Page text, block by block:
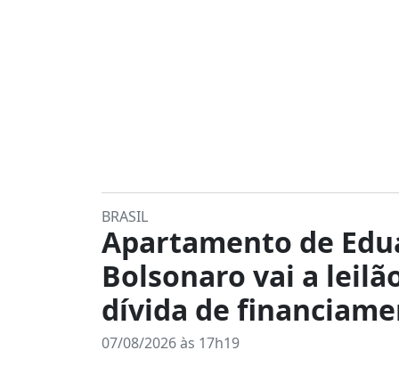
BRASIL
Apartamento de
Bolsonaro vai a
dívida de
07/08/2026 às 17h19